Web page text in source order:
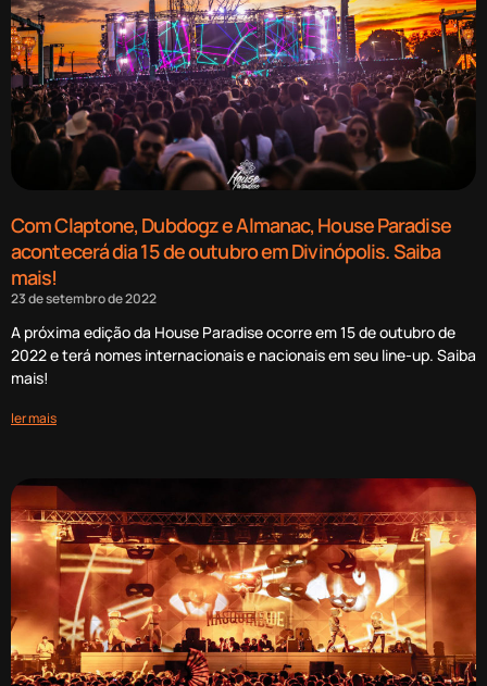
Com Claptone, Dubdogz e Almanac, House Paradise
acontecerá dia 15 de outubro em Divinópolis. Saiba
mais!
23 de setembro de 2022
A próxima edição da House Paradise ocorre em 15 de outubro de
2022 e terá nomes internacionais e nacionais em seu line-up. Saiba
mais!
ler mais